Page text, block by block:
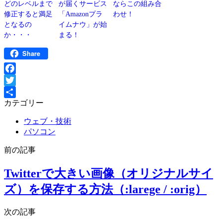
どのレベルまで
修正すると満足
となるの
か・・・
が届くサービス
「Amazonプラ
イムナウ」が始
まる！
ならこの組み合
わせ！
Share
Facebook
Twitter
共
カテゴリー
ウェブ・技術
パソコン
前の記事
Twitterで大きい画像（オリジナルサイ
ズ）を保存する方法（:larege / :orig）
次の記事